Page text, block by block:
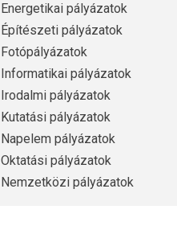
Energetikai pályázatok
Építészeti pályázatok
Fotópályázatok
Informatikai pályázatok
Irodalmi pályázatok
Kutatási pályázatok
Napelem pályázatok
Oktatási pályázatok
Nemzetközi pályázatok